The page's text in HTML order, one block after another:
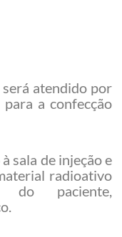
atendido por
a confecção
sala de injeção e
radioativo
paciente,